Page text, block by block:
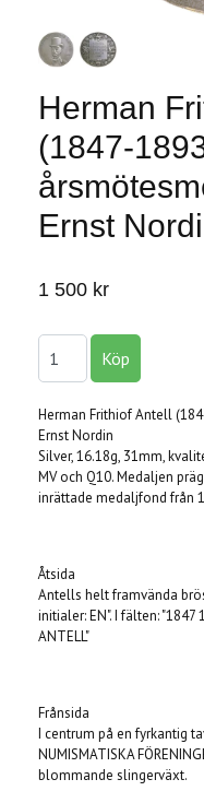
Herman
(1847-
Ernst
1 500 kr
Herman Frithiof Antell
Ernst Nordin
Silver, 16.18g, 31mm,
MV och Q10. Medaljen
inrättade medaljfond från
Åtsida
Antells helt framvända
initialer: EN". I fälten: "1847
ANTELL"
Frånsida
I centrum på en fyrkantig
NUMISMATISKA
blommande slingerväxt.